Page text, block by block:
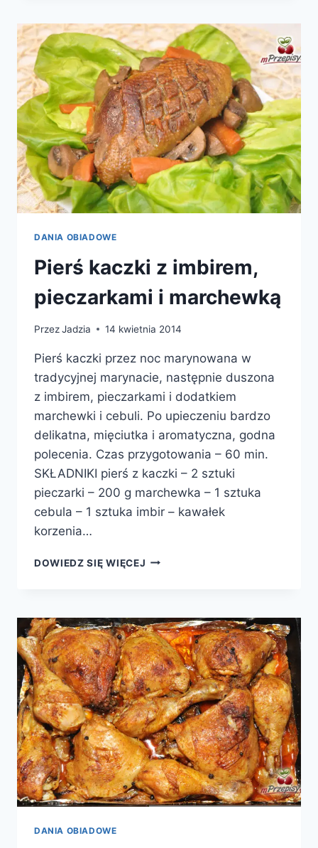
DANIA OBIADOWE
Pierś kaczki z imbirem,
pieczarkami i marchewką
PrzezJadzia 14 kwietnia 2014
Pierś kaczki przez noc marynowana w
tradycyjnej marynacie, następnie duszona
z imbirem, pieczarkami i dodatkiem
marchewki i cebuli. Po upieczeniu bardzo
delikatna, mięciutka i aromatyczna, godna
polecenia. Czas przygotowania – 60 min.
SKŁADNIKI pierś z kaczki – 2 sztuki
pieczarki – 200 g marchewka – 1 sztuka
cebula – 1 sztuka imbir – kawałek
korzenia…
DOWIEDZ SIĘ WIĘCEJ PIERŚ
PIECZARKAMI
I
MARCHEWKĄ
DANIA OBIADOWE